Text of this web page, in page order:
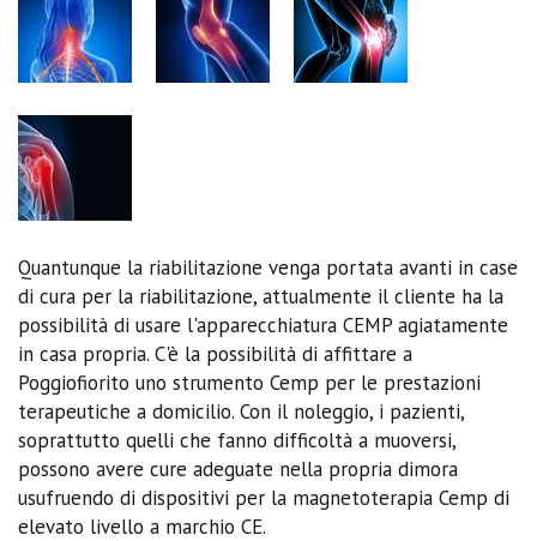
Quantunque la riabilitazione venga portata avanti in case
di cura per la riabilitazione, attualmente il cliente ha la
possibilità di usare l'apparecchiatura CEMP agiatamente
in casa propria. C'è la possibilità di affittare a
Poggiofiorito uno strumento Cemp per le prestazioni
terapeutiche a domicilio. Con il noleggio, i pazienti,
soprattutto quelli che fanno difficoltà a muoversi,
possono avere cure adeguate nella propria dimora
usufruendo di dispositivi per la magnetoterapia Cemp di
elevato livello a marchio CE.